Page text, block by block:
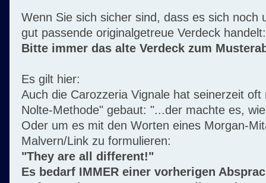
Wenn Sie sich sicher sind, dass es sich noch
gut passende originalgetreue Verdeck handelt:
Bitte immer das alte Verdeck zum
Es gilt hier:
Auch die Carozzeria Vignale hat seinerzeit
Nolte-Methode" gebaut: "...der machte es,
Oder um es mit den Worten eines Morgan-
Malvern/Link zu formulieren:
"They are all different!"
Es bedarf IMMER einer vorherigen